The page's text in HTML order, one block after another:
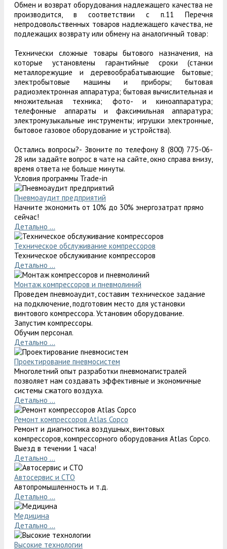
Обмен и возврат оборудования надлежащего качества не
производится, в соответствии с п.11 Перечня
непродовольственных товаров надлежащего качества, не
подлежащих возврату или обмену на аналогичный товар:
Технически сложные товары бытового назначения, на
которые установлены гарантийные сроки (станки
металлорежущие и деревообрабатывающие бытовые;
электробытовые машины и приборы; бытовая
радиоэлектронная аппаратура; бытовая вычислительная и
множительная техника; фото- и киноаппаратура;
телефонные аппараты и факсимильная аппаратура;
электромузыкальные инструменты; игрушки электронные,
бытовое газовое оборудование и устройства).
Остались вопросы?- Звоните по телефону 8 (800) 775-06-
28 или задайте вопрос в чате на сайте, окно справа внизу,
время ответа не больше минуты.
Условия программы Trade-in
Пневмоаудит предприятий
Начните экономить от 10% до 30% энергозатрат прямо
сейчас!
Детально ...
Техническое обслуживание компрессоров
Техническое обслуживание компрессоров
Детально ...
Монтаж компрессоров и пневмолиний
Проведем пневмоаудит, составим техническое задание
на подключение, подготовим место для установки
винтового компрессора. Установим оборудование.
Запустим компрессоры.
Обучим персонал.
Детально ...
Проектирование пневмосистем
Многолетний опыт разработки пневмомагистралей
позволяет нам создавать эффективные и экономичные
системы сжатого воздуха.
Детально ...
Ремонт компрессоров Atlas Copco
Ремонт и диагностика воздушных, винтовых
компрессоров, компрессорного оборудования Atlas Copco.
Выезд в течении 1 часа!
Детально ...
Автосервис и СТО
Автопромышленность и т.д.
Детально ...
Медицина
Детально ...
Высокие технологии